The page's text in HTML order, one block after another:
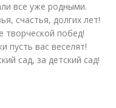
все уже родными.
счастья, долгих лет!
творческой побед!
пусть вас веселят!
сад, за детский сад!